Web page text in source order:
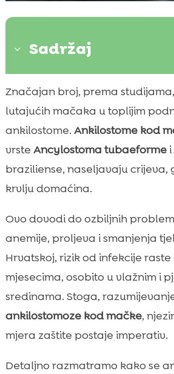
3 Sadržaj
 Što je hookworm kod
opasan
 crijevna ankilostomoza
Načini prijenosa i faktori
Rani i kasni simptomi koje
prepoznati
infekciju
Liječenje: antiparazitici,
oporavak
Prevencija u domu i dvorištu
Higijena pijeska i mačjeg
Prehrana i imunitet: uloga
CricksyCat preporuke za
Život s više mačaka:
sprječavanje širenja
Značajan broj, prema
lutajućih mačaka u toplijim
ankilostome. Ankilostome kod
vrste Ancylostoma tubaeformei
braziliense, naseljavaju crijeva,
krvlju domaćina.
Ovo dovodi do ozbiljnih
anemije, proljeva i smanjenja
Hrvatskoj, rizik od infekcije
mjesecima, osobito u vlažnim i
sredinama. Stoga,
ankilostomoze kod mačke,
mjera zaštite postaje imperativ.
Detaljno razmatramo kako se